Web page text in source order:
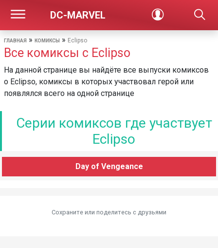
DC-MARVEL
ГЛАВНАЯ » КОМИКСЫ » Eclipso
Все комиксы с Eclipso
На данной странице вы найдёте все выпуски комиксов
о Eclipso, комиксы в которых участвовал герой или
появлялся всего на одной странице
Серии комиксов где участвует
Eclipso
Day of Vengeance
Сохраните или поделитесь c друзьями